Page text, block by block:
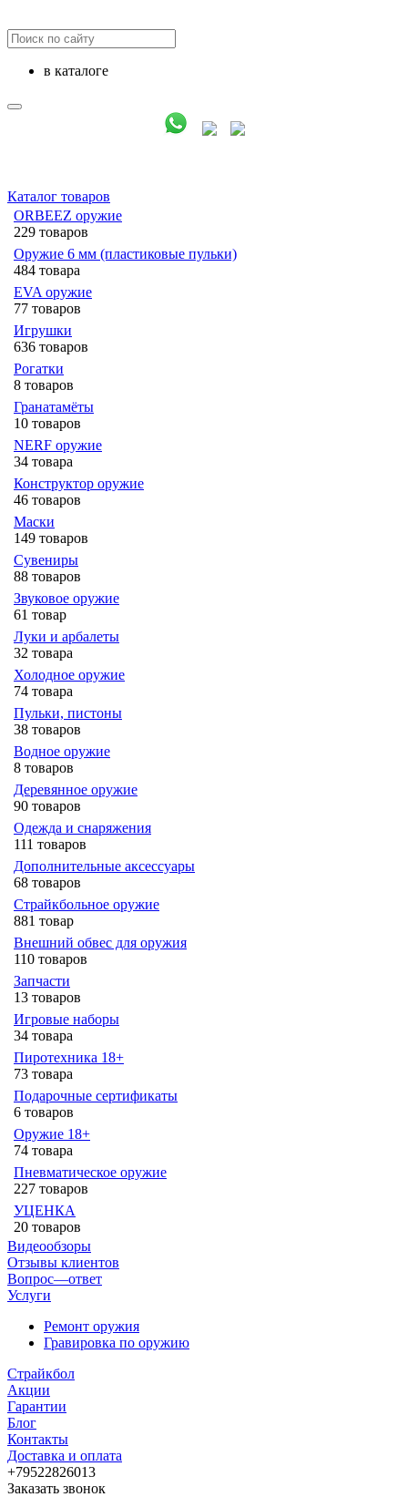
в каталоге
Каталог товаров
ORBEEZ оружие
229 товаров
Оружие 6 мм (пластиковые пульки)
484 товара
EVA оружие
77 товаров
Игрушки
636 товаров
Рогатки
8 товаров
Гранатамёты
10 товаров
NERF оружие
34 товара
Конструктор оружие
46 товаров
Маски
149 товаров
Сувениры
88 товаров
Звуковое оружие
61 товар
Луки и арбалеты
32 товара
Холодное оружие
74 товара
Пульки, пистоны
38 товаров
Водное оружие
8 товаров
Деревянное оружие
90 товаров
Одежда и снаряжения
111 товаров
Дополнительные аксессуары
68 товаров
Страйкбольное оружие
881 товар
Внешний обвес для оружия
110 товаров
Запчасти
13 товаров
Игровые наборы
34 товара
Пиротехника 18+
73 товара
Подарочные сертификаты
6 товаров
Оружие 18+
74 товара
Пневматическое оружие
227 товаров
УЦЕНКА
20 товаров
Видеообзоры
Отзывы клиентов
Вопрос—ответ
Услуги
Ремонт оружия
Гравировка по оружию
Страйкбол
Акции
Гарантии
Блог
Контакты
Доставка и оплата
+79522826013
Заказать звонок